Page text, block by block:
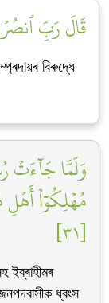
قَالَ رَبِّ
বিৰুদ্ধে
وَلَمَّا جَآءَتۡ
مُهۡلِكُوٓاْ أَهۡلِ
[٣١]
ইব্ৰাহীমৰ
ধ্বংস